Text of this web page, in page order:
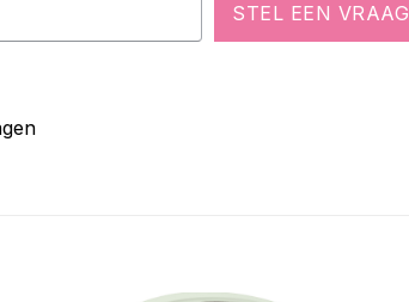
STEL EEN VRAAG